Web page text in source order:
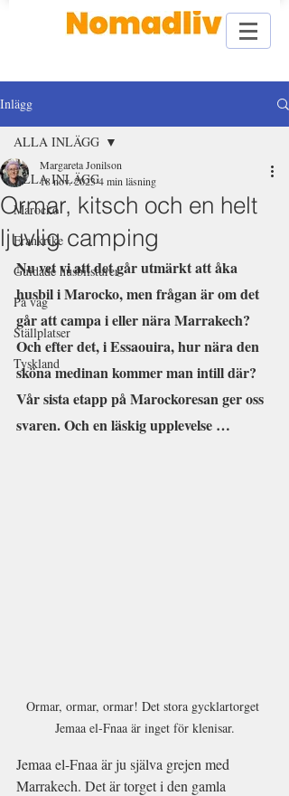
Inlägg
ALLA INLÄGG
Marocko
Frankrike
Guidade husbilsturer
På väg
Ställplatser
Tyskland
ALLA INLÄGG
Ormar, kitsch och en helt
ljuvlig camping
Margareta Jonilson
18 nov. 20234 min läsning
Nu vet vi att det går utmärkt att åka
husbil i Marocko, men frågan är om det
går att campa i eller nära Marrakech?
Och efter det, i Essaouira, hur nära den
sköna medinan kommer man intill där?
Vår sista etapp på Marockoresan ger oss
svaren. Och en läskig upplevelse …
Ormar, ormar, ormar! Det stora gycklartorget
Jemaa el-Fnaa är inget för klenisar.
Jemaa el-Fnaa är ju själva grejen med
Marrakech. Det är torget i den gamla